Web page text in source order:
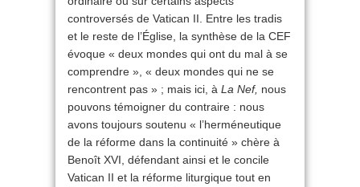
controversés de Vatican II. Entre les tradis
et le reste de l’Église, la synthèse de la CEF
évoque « deux mondes qui ont du mal à se
comprendre », « deux mondes qui ne se
rencontrent pas » ; mais ici, à La Nef, nous
pouvons témoigner du contraire : nous
avons toujours soutenu « l’herméneutique
de la réforme dans la continuité » chère à
Benoît XVI, défendant ainsi et le concile
Vatican II et la réforme liturgique tout en